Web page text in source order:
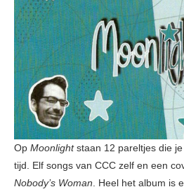
Op Moonlightstaan 12 pareltjes die
tijd. Elf songs van CCC zelf en een
Nobody’s Woman. Heel het album is